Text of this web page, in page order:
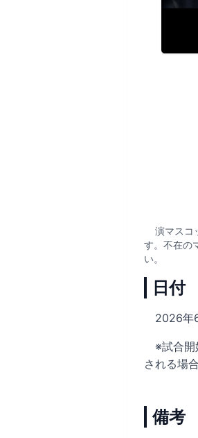
演マスコ
す。不在の
い。
日付
2026年
※試合
される場
備考